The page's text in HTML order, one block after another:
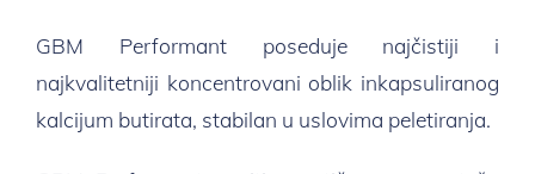
GBM Performant poseduje najčistiji i
najkvalitetniji koncentrovani oblik inkapsuliranog
kalcijum butirata, stabilan u uslovima peletiranja.